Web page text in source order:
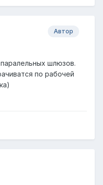
Автор
шлюзов.
по рабочей